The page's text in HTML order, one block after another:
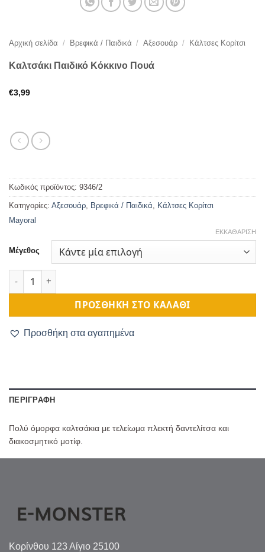
Αρχική σελίδα / Βρεφικά / Παιδικά / Αξεσουάρ / Κάλτσες Κορίτσι
Καλτσάκι Παιδικό Κόκκινο Πουά
€3,99
Κωδικός προϊόντος: 9346/2
Κατηγορίες: Αξεσουάρ Βρεφικά / Παιδικά
Κάλτσες Κορίτσι
Mayoral
Μέγεθος
ΕΚΚΑΘΆΡΙΣΗ
ΠΡΟΣΘΉΚΗ ΣΤΟ ΚΑΛΆΘΙ
Προσθήκη στα αγαπημένα
ΠΕΡΙΓΡΑΦΉ
Πολύ όμορφα καλτσάκια με τελείωμα πλεκτή δαντελίτσα και
διακοσμητικό μοτίφ.
Κορίνθου 123 Αίγιο 25100